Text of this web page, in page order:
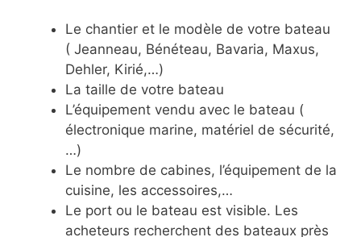
Le chantier et le modèle de votre bateau
( Jeanneau, Bénéteau, Bavaria, Maxus,
Dehler, Kirié,…)
La taille de votre bateau
L’équipement vendu avec le bateau (
électronique marine, matériel de sécurité,
…)
Le nombre de cabines, l’équipement de la
cuisine, les accessoires,…
Le port ou le bateau est visible. Les
acheteurs recherchent des bateaux près